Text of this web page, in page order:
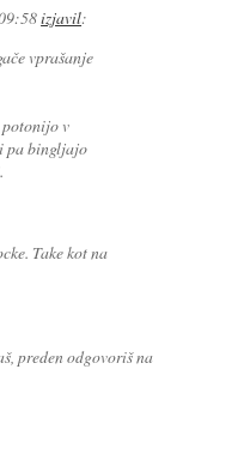
izjavil:
vprašanje
v
pa bingljajo
Take kot na
preden odgovoriš na